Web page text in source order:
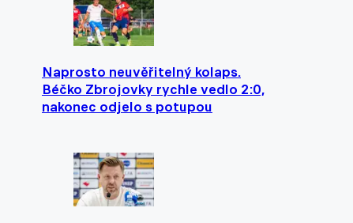
Naprosto neuvěřitelný kolaps.
Béčko Zbrojovky rychle vedlo 2:0,
nakonec odjelo s potupou